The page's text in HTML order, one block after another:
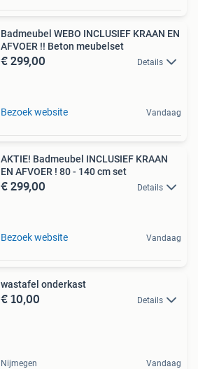
Badmeubel WEBO INCLUSIEF KRAAN EN
AFVOER !! Beton meubelset
€ 299,00 Details
Bezoek website Vandaag
AKTIE! Badmeubel INCLUSIEF KRAAN
EN AFVOER ! 80 - 140 cm set
€ 299,00 Details
Bezoek website Vandaag
wastafel onderkast
€ 10,00 Details
Nijmegen Vandaag